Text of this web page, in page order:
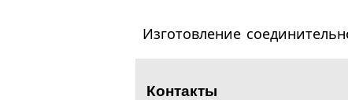
Изготовление
Контакты